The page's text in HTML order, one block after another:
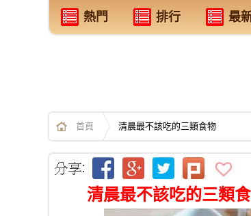
熱門 排行 最
首頁 清晨最不該吃的三類食物
清晨最不該吃的三類